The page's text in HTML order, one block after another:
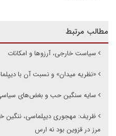
مطالب مرتبط
سیاست خارجی، آرزوها و امکانات
«نظریه میدان» و نسبت آن با
سایه سنگین حب و بغض‌های
ظریف: مهجوری دیپلماسی، ننگین
مرز در قزوین بود نه ارس